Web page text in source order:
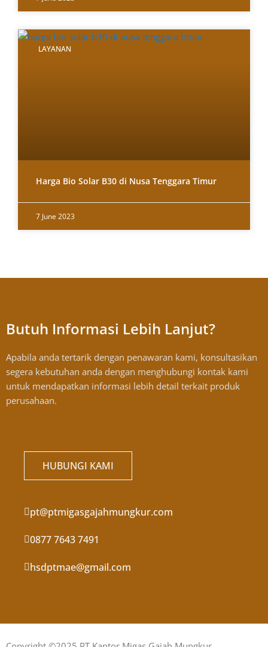
LAYANAN
Harga Bio Solar B30 di Nusa Tenggara Timur
7 June 2023
Butuh Informasi Lebih Lanjut?
Apabila anda tertarik dengan penawaran kami, konsultasikan
segera kebutuhan anda dengan menghubungi kontak kami
untuk mendapatkan informasi lebih detail terkait produk
perusahaan.
HUBUNGI KAMI
pt@ptmigasgajahmungkur.com
0877 7643 7491
hsdptmae@gmail.com